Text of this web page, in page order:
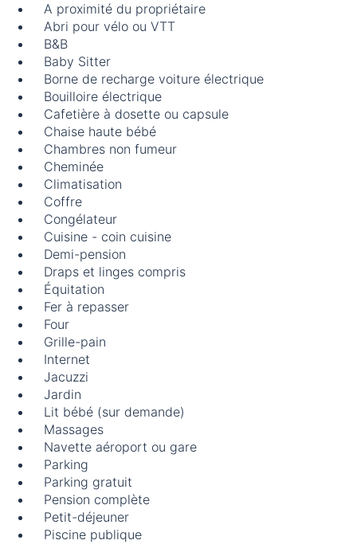
A proximité du propriétaire
Abri pour vélo ou VTT
B&B
Baby Sitter
Borne de recharge voiture électrique
Bouilloire électrique
Cafetière à dosette ou capsule
Chaise haute bébé
Chambres non fumeur
Cheminée
Climatisation
Coffre
Congélateur
Cuisine - coin cuisine
Demi-pension
Draps et linges compris
Équitation
Fer à repasser
Four
Grille-pain
Internet
Jacuzzi
Jardin
Lit bébé (sur demande)
Massages
Navette aéroport ou gare
Parking
Parking gratuit
Pension complète
Petit-déjeuner
Piscine publique